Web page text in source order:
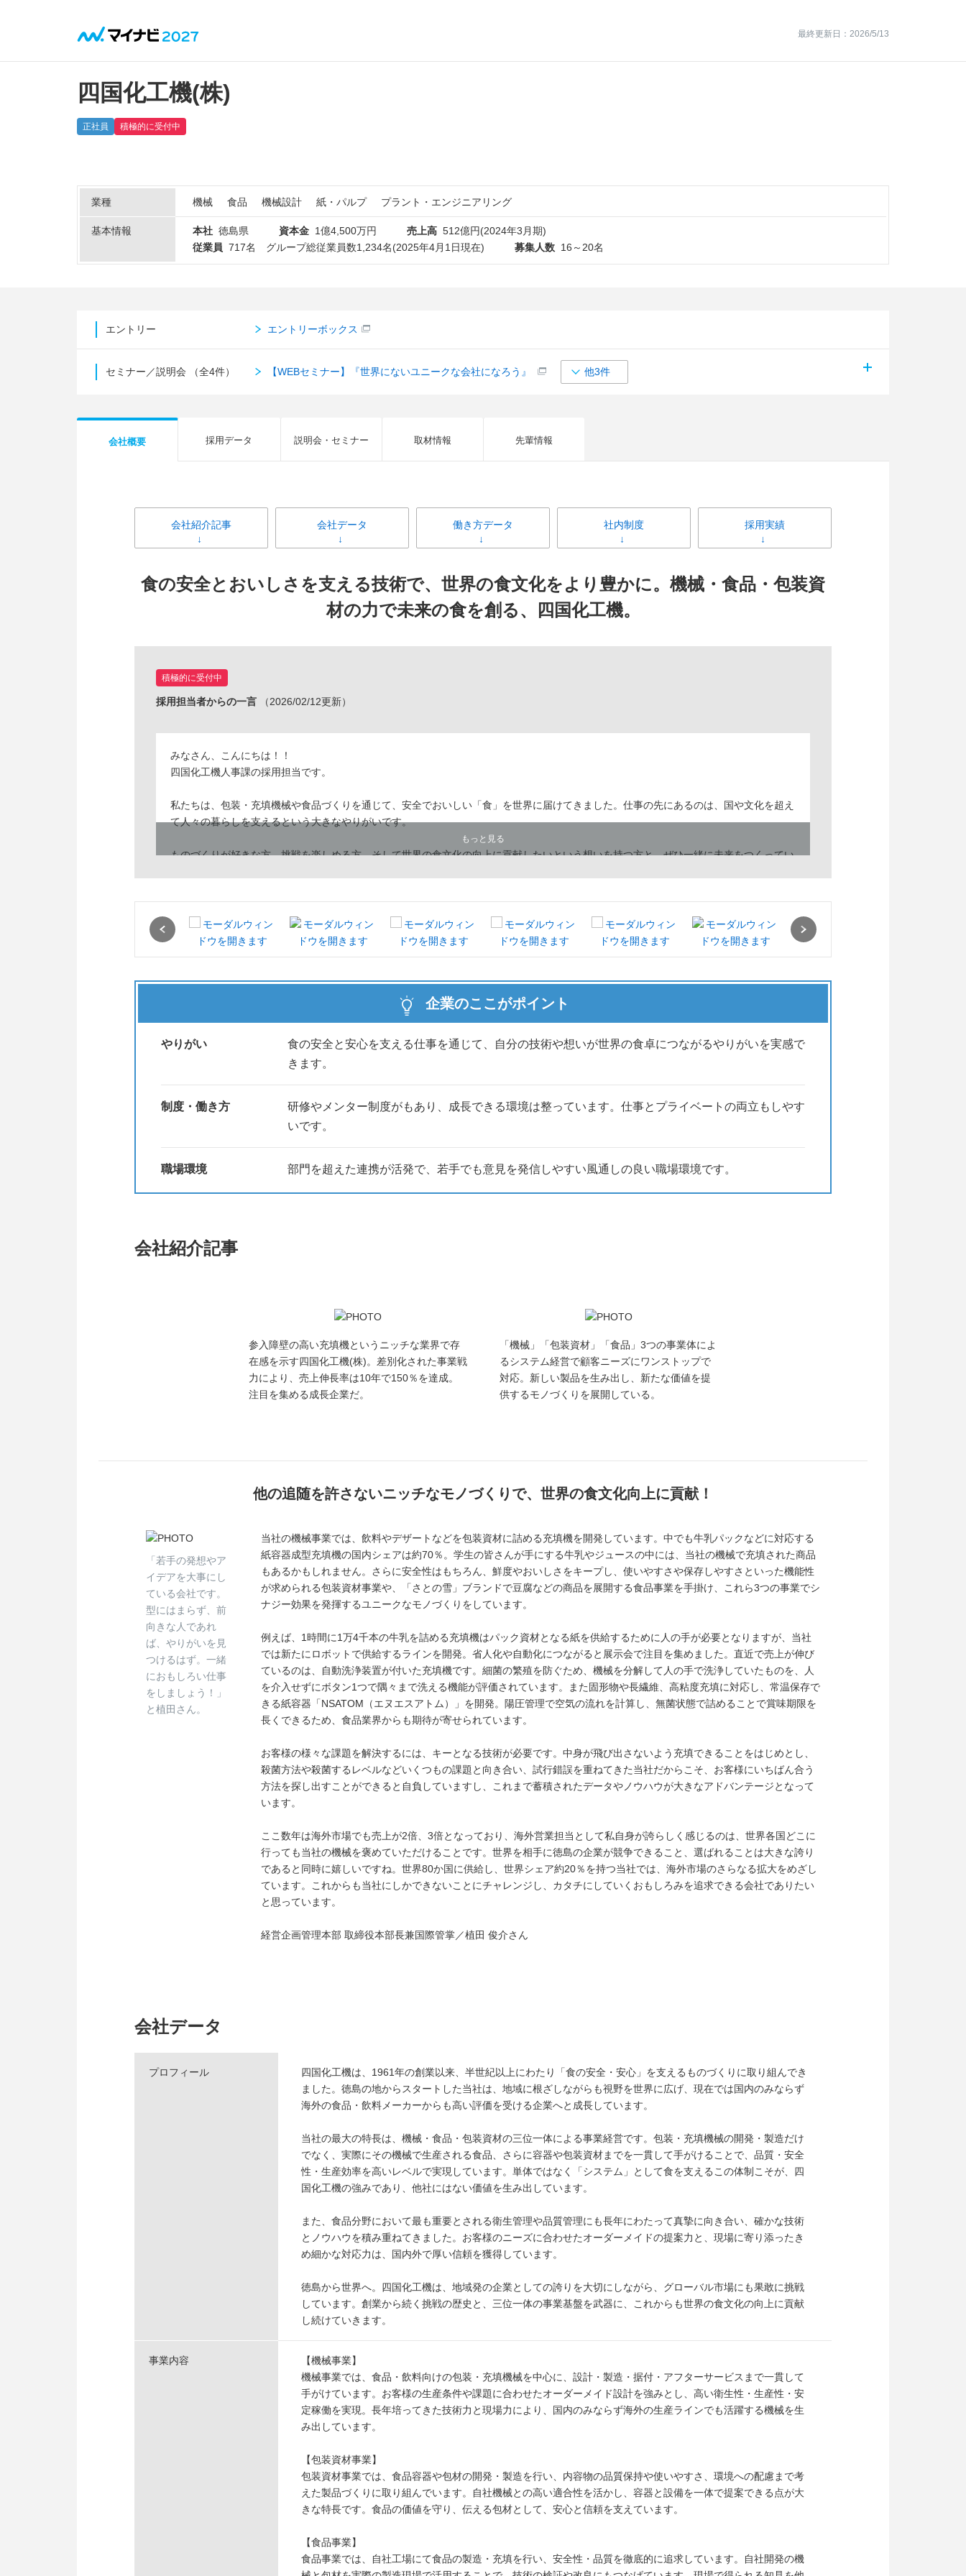
最終更新日：2026/5/13
四国化工機(株)
正社員 積極的に受付中
業種 機械 食品 機械設計 紙・パルプ プラント・エンジニアリング
基本情報 本社 徳島県 資本金 1億4,500万円 売上高 512億円(2024年3月期)
従業員 717名 グループ総従業員数1,234名(2025年4月1日現在) 募集人数 16～20名
エントリー エントリーボックス
セミナー／説明会 （全4件） 【WEBセミナー】『世界にないユニークな会社になろう』 他3件
会社概要 採用データ 説明会・セミナー 取材情報 先輩情報
会社紹介記事 会社データ 働き方データ 社内制度 採用実績
食の安全とおいしさを支える技術で、世界の食文化をより豊かに。機械・食品・包装資
材の力で未来の食を創る、四国化工機。
積極的に受付中
採用担当者からの一言 （2026/02/12更新）
みなさん、こんにちは！！
四国化工機人事課の採用担当です。
私たちは、包装・充填機械や食品づくりを通じて、安全でおいしい「食」を世界に届けてきました。仕事の先にあるのは、国や文化を超え
て人々の暮らしを支えるという大きなやりがいです。
ものづくりが好きな方、挑戦を楽しめる方、そして世界の食文化の向上に貢献したいという想いを持つ方と、ぜひ一緒に未来をつくってい
皆さんとお会いできる日を心より楽しみにしています。
もっと見る
企業のここがポイント
やりがい
食の安全と安心を支える仕事を通じて、自分の技術や想いが世界の食卓につながるやりがいを実感で
きます。
制度・働き方
研修やメンター制度がもあり、成長できる環境は整っています。仕事とプライベートの両立もしやす
いです。
職場環境 部門を超えた連携が活発で、若手でも意見を発信しやすい風通しの良い職場環境です。
会社紹介記事
参入障壁の高い充填機というニッチな業界で存
在感を示す四国化工機(株)。差別化された事業戦
力により、売上伸長率は10年で150％を達成。
注目を集める成長企業だ。
「機械」「包装資材」「食品」3つの事業体によ
るシステム経営で顧客ニーズにワンストップで
対応。新しい製品を生み出し、新たな価値を提
供するモノづくりを展開している。
他の追随を許さないニッチなモノづくりで、世界の食文化向上に貢献！
「若手の発想やア
イデアを大事にし
ている会社です。
型にはまらず、前
向きな人であれ
ば、やりがいを見
つけるはず。一緒
におもしろい仕事
をしましょう！」
と植田さん。
当社の機械事業では、飲料やデザートなどを包装資材に詰める充填機を開発しています。中でも牛乳パックなどに対応する
紙容器成型充填機の国内シェアは約70％。学生の皆さんが手にする牛乳やジュースの中には、当社の機械で充填された商品
もあるかもしれません。さらに安全性はもちろん、鮮度やおいしさをキープし、使いやすさや保存しやすさといった機能性
が求められる包装資材事業や、「さとの雪」ブランドで豆腐などの商品を展開する食品事業を手掛け、これら3つの事業でシ
ナジー効果を発揮するユニークなモノづくりをしています。
例えば、1時間に1万4千本の牛乳を詰める充填機はパック資材となる紙を供給するために人の手が必要となりますが、当社
では新たにロボットで供給するラインを開発。省人化や自動化につながると展示会で注目を集めました。直近で売上が伸び
ているのは、自動洗浄装置が付いた充填機です。細菌の繁殖を防ぐため、機械を分解して人の手で洗浄していたものを、人
を介入せずにボタン1つで隅々まで洗える機能が評価されています。また固形物や長繊維、高粘度充填に対応し、常温保存で
きる紙容器「NSATOM（エヌエスアトム）」を開発。陽圧管理で空気の流れを計算し、無菌状態で詰めることで賞味期限を
長くできるため、食品業界からも期待が寄せられています。
お客様の様々な課題を解決するには、キーとなる技術が必要です。中身が飛び出さないよう充填できることをはじめとし、
殺菌方法や殺菌するレベルなどいくつもの課題と向き合い、試行錯誤を重ねてきた当社だからこそ、お客様にいちばん合う
方法を探し出すことができると自負していますし、これまで蓄積されたデータやノウハウが大きなアドバンテージとなって
います。
ここ数年は海外市場でも売上が2倍、3倍となっており、海外営業担当として私自身が誇らしく感じるのは、世界各国どこに
行っても当社の機械を褒めていただけることです。世界を相手に徳島の企業が競争できること、選ばれることは大きな誇り
であると同時に嬉しいですね。世界80か国に供給し、世界シェア約20％を持つ当社では、海外市場のさらなる拡大をめざし
ています。これからも当社にしかできないことにチャレンジし、カタチにしていくおもしろみを追求できる会社でありたい
と思っています。
経営企画管理本部 取締役本部長兼国際管掌／植田 俊介さん
会社データ
プロフィール
四国化工機は、1961年の創業以来、半世紀以上にわたり「食の安全・安心」を支えるものづくりに取り組んでき
ました。徳島の地からスタートした当社は、地域に根ざしながらも視野を世界に広げ、現在では国内のみならず
海外の食品・飲料メーカーからも高い評価を受ける企業へと成長しています。
当社の最大の特長は、機械・食品・包装資材の三位一体による事業経営です。包装・充填機械の開発・製造だけ
でなく、実際にその機械で生産される食品、さらに容器や包装資材までを一貫して手がけることで、品質・安全
性・生産効率を高いレベルで実現しています。単体ではなく「システム」として食を支えるこの体制こそが、四
国化工機の強みであり、他社にはない価値を生み出しています。
また、食品分野において最も重要とされる衛生管理や品質管理にも長年にわたって真摯に向き合い、確かな技術
とノウハウを積み重ねてきました。お客様のニーズに合わせたオーダーメイドの提案力と、現場に寄り添ったき
め細かな対応力は、国内外で厚い信頼を獲得しています。
徳島から世界へ。四国化工機は、地域発の企業としての誇りを大切にしながら、グローバル市場にも果敢に挑戦
しています。創業から続く挑戦の歴史と、三位一体の事業基盤を武器に、これからも世界の食文化の向上に貢献
し続けていきます。
事業内容
【機械事業】
機械事業では、食品・飲料向けの包装・充填機械を中心に、設計・製造・据付・アフターサービスまで一貫して
手がけています。お客様の生産条件や課題に合わせたオーダーメイド設計を強みとし、高い衛生性・生産性・安
定稼働を実現。長年培ってきた技術力と現場力により、国内のみならず海外の生産ラインでも活躍する機械を生
み出しています。
【包装資材事業】
包装資材事業では、食品容器や包材の開発・製造を行い、内容物の品質保持や使いやすさ、環境への配慮まで考
えた製品づくりに取り組んでいます。自社機械との高い適合性を活かし、容器と設備を一体で提案できる点が大
きな特長です。食品の価値を守り、伝える包材として、安心と信頼を支えています。
【食品事業】
食品事業では、自社工場にて食品の製造・充填を行い、安全性・品質を徹底的に追求しています。自社開発の機